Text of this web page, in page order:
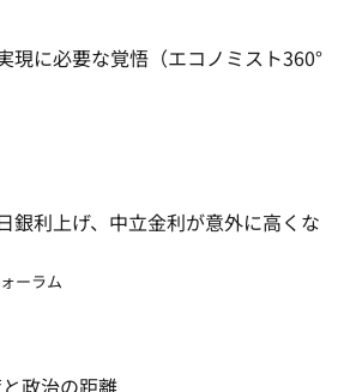
現に必要な覚悟（エコノミスト360°
銀利上げ、中立金利が意外に高くな
ーラム
政治の距離